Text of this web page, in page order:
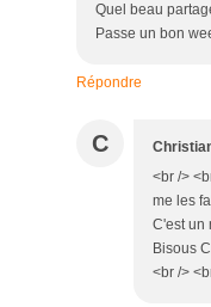
Quel beau
Passe un bon
Répondre
C
<br />
me les
C'est un
Bisous
<br />